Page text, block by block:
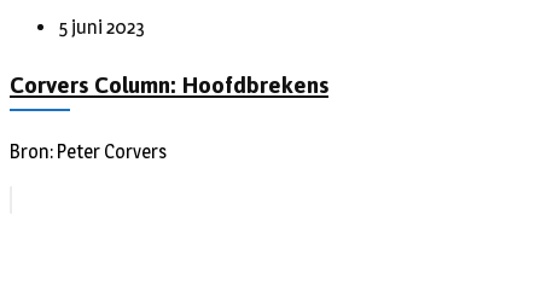
5 juni 2023
Corvers Column: Hoofdbrekens
Bron: Peter Corvers